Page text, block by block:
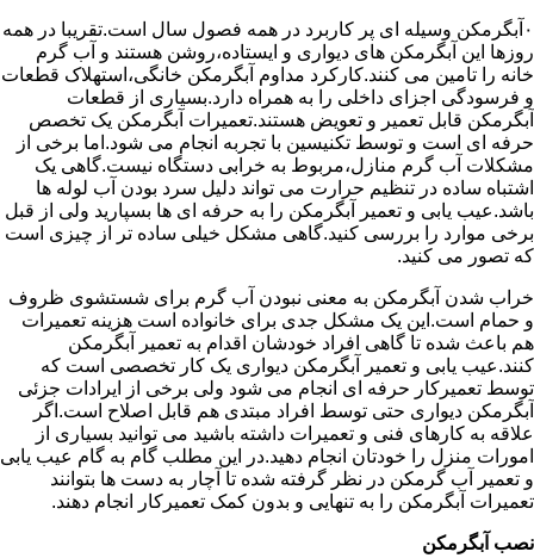
۰آبگرمکن وسیله ای پر کاربرد در همه فصول سال است.تقریبا در همه
روزها این آبگرمکن های دیواری و ایستاده،روشن هستند و آب گرم
خانه را تامین می کنند.کارکرد مداوم آبگرمکن خانگی،استهلاک قطعات
و فرسودگی اجزای داخلی را به همراه دارد.بسیاری از قطعات
آبگرمکن قابل تعمیر و تعویض هستند.تعمیرات آبگرمکن یک تخصص
حرفه ای است و توسط تکنیسین با تجربه انجام می شود.اما برخی از
مشکلات آب گرم منازل،مربوط به خرابی دستگاه نیست.گاهی یک
اشتباه ساده در تنظیم حرارت می تواند دلیل سرد بودن آب لوله ها
باشد.عیب یابی و تعمیر آبگرمکن را به حرفه ای ها بسپارید ولی از قبل
برخی موارد را بررسی کنید.گاهی مشکل خیلی ساده تر از چیزی است
که تصور می کنید.
خراب شدن آبگرمکن به معنی نبودن آب گرم برای شستشوی ظروف
و حمام است.این یک مشکل جدی برای خانواده است هزینه تعمیرات
هم باعث شده تا گاهی افراد خودشان اقدام به تعمیر آبگرمکن
کنند.عیب یابی و تعمیر آبگرمکن دیواری یک کار تخصصی است که
توسط تعمیرکار حرفه ای انجام می شود ولی برخی از ایرادات جزئی
آبگرمکن دیواری حتی توسط افراد مبتدی هم قابل اصلاح است.اگر
علاقه به کارهای فنی و تعمیرات داشته باشید می توانید بسیاری از
امورات منزل را خودتان انجام دهید.در این مطلب گام به گام عیب یابی
و تعمیر آب گرمکن در نظر گرفته شده تا آچار به دست ها بتوانند
تعمیرات آبگرمکن را به تنهایی و بدون کمک تعمیرکار انجام دهند.
نصب آبگرمکن